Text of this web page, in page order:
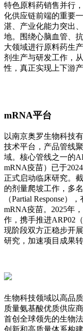
特色原料药销售并行
化供应链前端的重要
湛、产业化能力突出
地。围绕心脑血管、
大领域进行原料药生
剂生产与研发工作，
性，真正实现上下游
mRNA平台
以南京奥罗生物科技
技术平台，产品管线
域。核心管线之一的
mRNA疫苗）已于
正式启动临床研究。
的剂量爬坡工作，多
（Partial Response
mRNA疫苗。2025年
作，携手推进ARP02
现阶段双方正稳步开
研究，加速项目成果转
生物科技领域以高品
质量氨基酸优质供应
首创全球领先的生物
创新和高质量体系构